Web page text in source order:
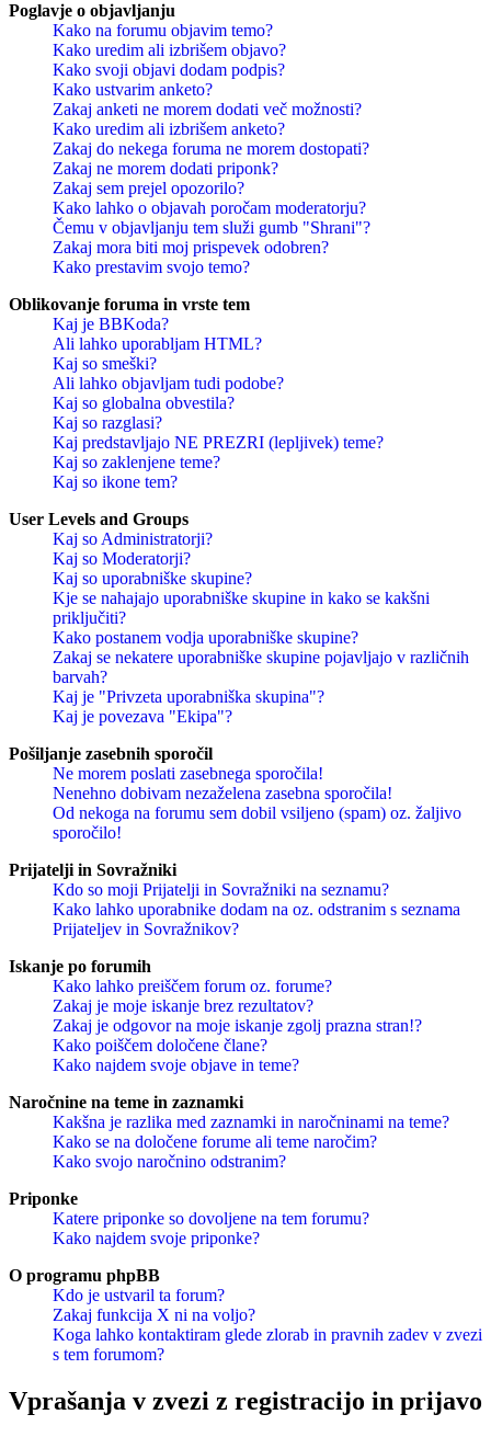
Poglavje o objavljanju
Kako na forumu objavim temo?
Kako uredim ali izbrišem objavo?
Kako svoji objavi dodam podpis?
Kako ustvarim anketo?
Zakaj anketi ne morem dodati več možnosti?
Kako uredim ali izbrišem anketo?
Zakaj do nekega foruma ne morem dostopati?
Zakaj ne morem dodati priponk?
Zakaj sem prejel opozorilo?
Kako lahko o objavah poročam moderatorju?
Čemu v objavljanju tem služi gumb "Shrani"?
Zakaj mora biti moj prispevek odobren?
Kako prestavim svojo temo?
Oblikovanje foruma in vrste tem
Kaj je BBKoda?
Ali lahko uporabljam HTML?
Kaj so smeški?
Ali lahko objavljam tudi podobe?
Kaj so globalna obvestila?
Kaj so razglasi?
Kaj predstavljajo NE PREZRI (lepljivek) teme?
Kaj so zaklenjene teme?
Kaj so ikone tem?
User Levels and Groups
Kaj so Administratorji?
Kaj so Moderatorji?
Kaj so uporabniške skupine?
Kje se nahajajo uporabniške skupine in kako se kakšni
priključiti?
Kako postanem vodja uporabniške skupine?
Zakaj se nekatere uporabniške skupine pojavljajo v različnih
barvah?
Kaj je "Privzeta uporabniška skupina"?
Kaj je povezava "Ekipa"?
Pošiljanje zasebnih sporočil
Ne morem poslati zasebnega sporočila!
Nenehno dobivam nezaželena zasebna sporočila!
Od nekoga na forumu sem dobil vsiljeno (spam) oz. žaljivo
sporočilo!
Prijatelji in Sovražniki
Kdo so moji Prijatelji in Sovražniki na seznamu?
Kako lahko uporabnike dodam na oz. odstranim s seznama
Prijateljev in Sovražnikov?
Iskanje po forumih
Kako lahko preiščem forum oz. forume?
Zakaj je moje iskanje brez rezultatov?
Zakaj je odgovor na moje iskanje zgolj prazna stran!?
Kako poiščem določene člane?
Kako najdem svoje objave in teme?
Naročnine na teme in zaznamki
Kakšna je razlika med zaznamki in naročninami na teme?
Kako se na določene forume ali teme naročim?
Kako svojo naročnino odstranim?
Priponke
Katere priponke so dovoljene na tem forumu?
Kako najdem svoje priponke?
O programu phpBB
Kdo je ustvaril ta forum?
Zakaj funkcija X ni na voljo?
Koga lahko kontaktiram glede zlorab in pravnih zadev v zvezi
s tem forumom?
Vprašanja v zvezi z registracijo in prijavo